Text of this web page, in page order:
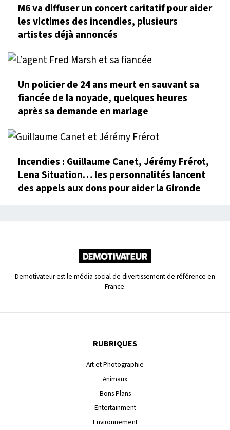
M6 va diffuser un concert caritatif pour aider
les victimes des incendies, plusieurs
artistes déjà annoncés
Un policier de 24 ans meurt en sauvant sa
fiancée de la noyade, quelques heures
après sa demande en mariage
Incendies : Guillaume Canet, Jérémy Frérot,
Lena Situation… les personnalités lancent
des appels aux dons pour aider la Gironde
Demotivateur est le média social de divertissement de référence en
France.
RUBRIQUES
Art et Photographie
Animaux
Bons Plans
Entertainment
Environnement